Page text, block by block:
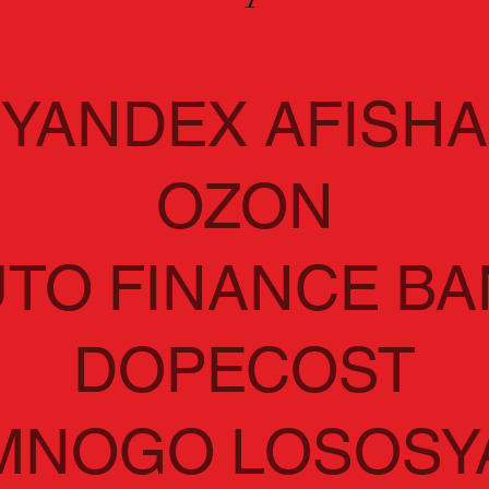
YANDEX AFISHA
OZON
FINANCE
DOPECOST